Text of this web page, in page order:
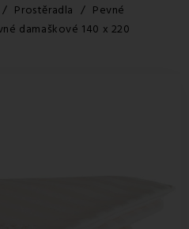
Prostěradla
Pevné
damaškové 140 x 220